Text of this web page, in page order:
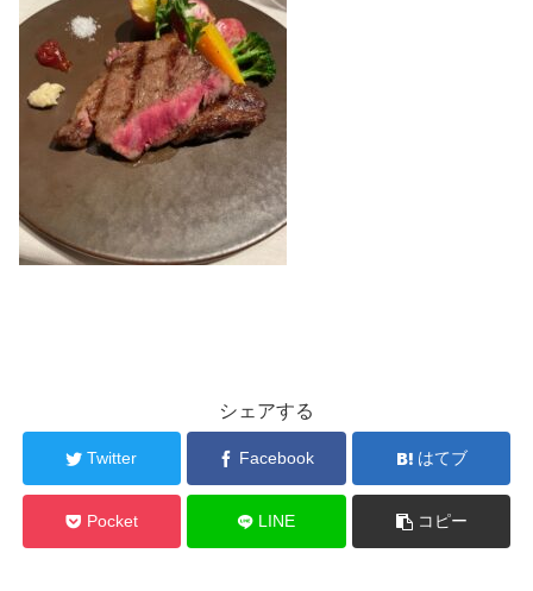
シェアする
Twitter Facebook はてブ
Pocket LINE コピー